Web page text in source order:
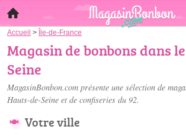
Accueil > Île-de-France
Magasin de bonbons dans
Seine
MagasinBonbon.com présente une sélection de
Hauts-de-Seine et de confiseries du 92.
Votre ville